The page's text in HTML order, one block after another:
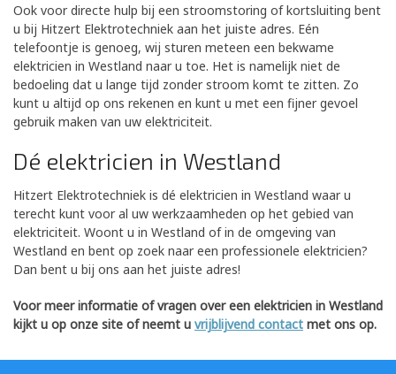
Ook voor directe hulp bij een stroomstoring of kortsluiting bent
u bij Hitzert Elektrotechniek aan het juiste adres. Eén
telefoontje is genoeg, wij sturen meteen een bekwame
elektricien in Westland naar u toe. Het is namelijk niet de
bedoeling dat u lange tijd zonder stroom komt te zitten. Zo
kunt u altijd op ons rekenen en kunt u met een fijner gevoel
gebruik maken van uw elektriciteit.
Dé elektricien in Westland
Hitzert Elektrotechniek is dé elektricien in Westland waar u
terecht kunt voor al uw werkzaamheden op het gebied van
elektriciteit. Woont u in Westland of in de omgeving van
Westland en bent op zoek naar een professionele elektricien?
Dan bent u bij ons aan het juiste adres!
Voor meer informatie of vragen over een elektricien in Westland
kijkt u op onze site of neemt u vrijblijvend contact met ons op.